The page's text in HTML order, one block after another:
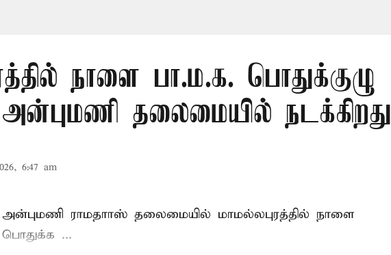
நாளை பா.ம.க. பொதுக்குழு
தலைமையில் நடக்கிறது
6:47 am
ராமதாாஸ் தலைமையில் மாமல்லபுரத்தில் நாளை
...